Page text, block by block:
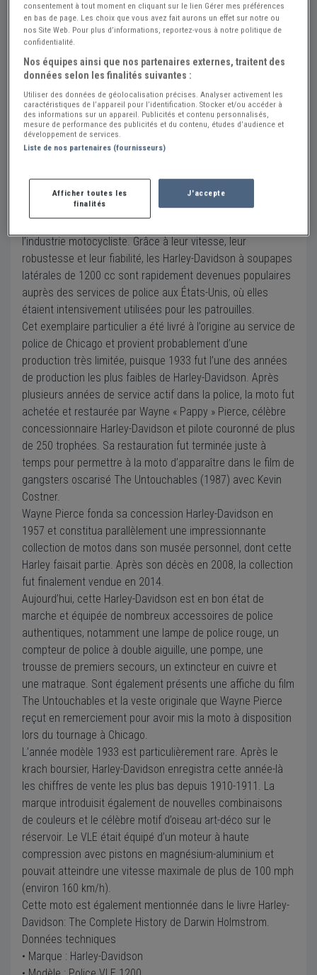
Envoyer un email
Description
Walkaround video: Click here
• Rare moto de police Harley-Davidson 33VLE
• V-twin à soupapes latérales de 1200 cc
• Utilisée dans le film oscarisé The Untouchables (1987)
• Documents d’immatriculation belges
La Harley-Davidson VLE 1200 de 1933 est une moto de
l’industrie motocycliste. Grâce à leur vitesse, leur
robustesse et leur fiabilité, les Harley-Davidson à soupapes
latérales de 1200 cc sont rapidement devenues populaires
auprès des services de police aux États-Unis, où elles
étaient intensivement utilisées pour les patrouilles.
Cet exemplaire particulier a été livré à l’origine au service de
police de Chicago et provient probablement d’une
production très limitée, puisque 1933 fut l’une des années
de production les plus faibles de Harley-Davidson. Après
plusieurs années de service actif dans la police, la moto fut
achetée et restaurée par Wayne « Pappy » Pierce, célèbre
concessionnaire Harley-Davidson et pilote couronné de plus
de 250 trophées. Sa restauration fut terminée juste à
temps pour permettre à la moto d’apparaître dans le film de
gangsters oscarisé The Untouchables (1987) avec Kevin
Costner.
Wayne Pierce fonda sa concession Harley-Davidson en
1957 et constitua parallèlement une impressionnante
collection de motos dans son musée personnel, dont cette
Harley faisait partie. Après son décès en 2008, la collection
fut finalement vendue en 2014.
Aujourd’hui, cette Harley-Davidson est en bon état de
marche et équipée de nombreux accessoires de police
authentiques, notamment une lampe de police rouge, un
compteur de police à double aiguille, une pompe, une
trousse de premiers secours, un extincteur en cuivre et
une matraque. Sont également présents une affiche du film
The Untouchables et la veste originale que Wayne Pierce
reçut en remerciement pour avoir mis la moto à disposition
lors du tournage à Chicago.
L’année modèle 1933 est particulièrement rare. Après le
krach boursier, Harley-Davidson enregistra cette année-là
les chiffres de vente les plus bas depuis 1910-1911. La
marque introduisit également de nouvelles combinaisons
de couleurs et le célèbre motif d’oiseau art-déco sur le
réservoir. Le VLE était équipé d’un moteur à haute
compression avec pistons en magnésium-aluminium et
pouvait atteindre une vitesse maximale de plus de 100 mph
(environ 160 km/h).
Cette moto est également mentionnée dans le livre Harley-
Davidson: The Complete History de Darwin Holmstrom.
Données techniques
• Marque : Harley-Davidson
consentement à tout moment en cliquant sur le lien Gérer mes préférences
en bas de page. Les choix que vous avez fait aurons un effet sur notre ou
nos Site Web. Pour plus d’informations, reportez-vous à notre politique de
confidentialité.
Nos équipes ainsi que nos partenaires externes, traitent des
données selon les finalités suivantes :
Utiliser des données de géolocalisation précises. Analyser activement les
caractéristiques de l’appareil pour l’identification. Stocker et/ou accéder à
des informations sur un appareil. Publicités et contenu personnalisés,
mesure de performance des publicités et du contenu, études d’audience et
développement de services.
Liste de nos partenaires (fournisseurs)
Afficher toutes les
finalités
J'accepte